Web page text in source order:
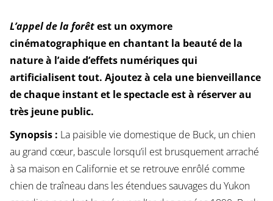
L’appel de la forêtest un oxymore
cinématographique en chantant la beauté de la
nature à l’aide d’effets numériques qui
artificialisent tout. Ajoutez à cela une bienveillance
de chaque instant et le spectacle est à réserver au
très jeune public.
Synopsis : La paisible vie domestique de Buck, un chien
au grand cœur, bascule lorsqu’il est brusquement arraché
à sa maison en Californie et se retrouve enrôlé comme
chien de traîneau dans les étendues sauvages du Yukon